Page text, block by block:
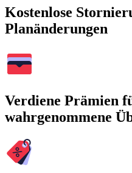
Kostenlose
Planänderungen
Verdiene Prämien
wahrgenommene